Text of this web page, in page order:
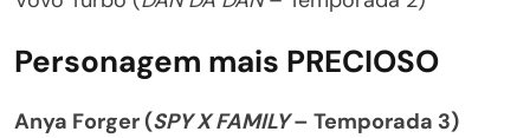
Personagem mais PRECIOSO
Anya Forger (SPY X FAMILY– Temporada 3)